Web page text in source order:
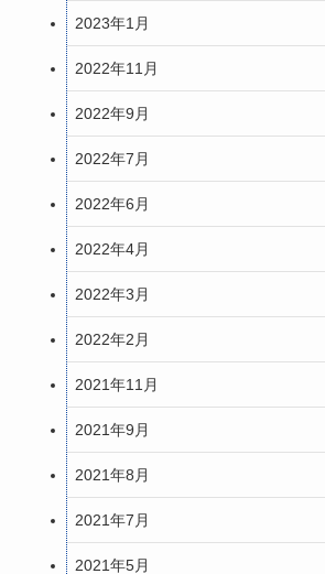
2023年1月
2022年11月
2022年9月
2022年7月
2022年6月
2022年4月
2022年3月
2022年2月
2021年11月
2021年9月
2021年8月
2021年7月
2021年5月